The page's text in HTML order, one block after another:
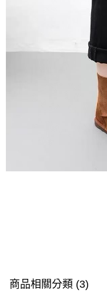
商品相關分類 (3)